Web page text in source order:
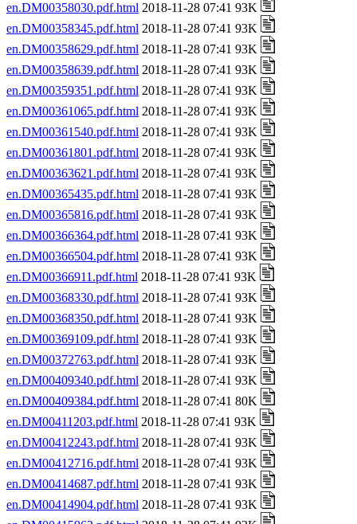
en.DM00358030.pdf.html 2018-11-28 07:41 93K
en.DM00358345.pdf.html 2018-11-28 07:41 93K
en.DM00358629.pdf.html 2018-11-28 07:41 93K
en.DM00358639.pdf.html 2018-11-28 07:41 93K
en.DM00359351.pdf.html 2018-11-28 07:41 93K
en.DM00361065.pdf.html 2018-11-28 07:41 93K
en.DM00361540.pdf.html 2018-11-28 07:41 93K
en.DM00361801.pdf.html 2018-11-28 07:41 93K
en.DM00363621.pdf.html 2018-11-28 07:41 93K
en.DM00365435.pdf.html 2018-11-28 07:41 93K
en.DM00365816.pdf.html 2018-11-28 07:41 93K
en.DM00366364.pdf.html 2018-11-28 07:41 93K
en.DM00366504.pdf.html 2018-11-28 07:41 93K
en.DM00366911.pdf.html 2018-11-28 07:41 93K
en.DM00368330.pdf.html 2018-11-28 07:41 93K
en.DM00368350.pdf.html 2018-11-28 07:41 93K
en.DM00369109.pdf.html 2018-11-28 07:41 93K
en.DM00372763.pdf.html 2018-11-28 07:41 93K
en.DM00409340.pdf.html 2018-11-28 07:41 93K
en.DM00409384.pdf.html 2018-11-28 07:41 80K
en.DM00411203.pdf.html 2018-11-28 07:41 93K
en.DM00412243.pdf.html 2018-11-28 07:41 93K
en.DM00412716.pdf.html 2018-11-28 07:41 93K
en.DM00414687.pdf.html 2018-11-28 07:41 93K
en.DM00414904.pdf.html 2018-11-28 07:41 93K